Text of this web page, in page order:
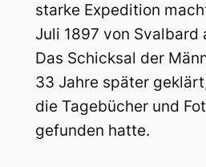
starke Expedition
Juli 1897 von Svalbard
Das Schicksal der
33 Jahre später
die Tagebücher und
gefunden hatte.